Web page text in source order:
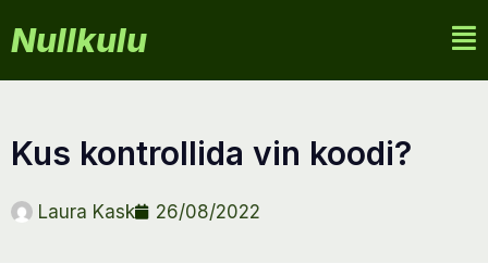
Nullkulu
kus kontrollida vin koodi?
Laura Kask 26/08/2022